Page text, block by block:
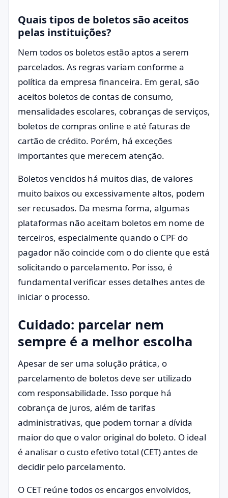
Quais tipos de boletos são aceitos
pelas instituições?
Nem todos os boletos estão aptos a serem
parcelados. As regras variam conforme a
política da empresa financeira. Em geral, são
aceitos boletos de contas de consumo,
mensalidades escolares, cobranças de serviços,
boletos de compras online e até faturas de
cartão de crédito. Porém, há exceções
importantes que merecem atenção.
Boletos vencidos há muitos dias, de valores
muito baixos ou excessivamente altos, podem
ser recusados. Da mesma forma, algumas
plataformas não aceitam boletos em nome de
terceiros, especialmente quando o CPF do
pagador não coincide com o do cliente que está
solicitando o parcelamento. Por isso, é
fundamental verificar esses detalhes antes de
iniciar o processo.
Cuidado: parcelar nem
sempre é a melhor escolha
Apesar de ser uma solução prática, o
parcelamento de boletos deve ser utilizado
com responsabilidade. Isso porque há
cobrança de juros, além de tarifas
administrativas, que podem tornar a dívida
maior do que o valor original do boleto. O ideal
é analisar o custo efetivo total (CET) antes de
decidir pelo parcelamento.
O CET reúne todos os encargos envolvidos,